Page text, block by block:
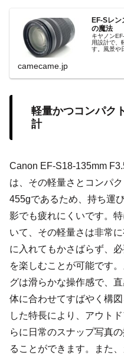
EF-Sレン
の魔法
キヤノン
用設計で、
す。風景や
く愛用さ
ち、APS-
を魔法のよ
camecame.jp
軽量かつコンパク
計
Canon EF-S18-135mm
は、その軽量さとコンパ
455gであるため、持ち運
影でも疲れにくいです。
いて、その軽量さは非常
に入れてもかさばらず、
を楽しむことが可能です
グは滑らかな操作感で、
体に合わせてすばやく構
した特長により、アウト
らに日常のスナップ写真
ることができます。また